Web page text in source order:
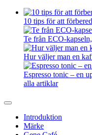
10 tips för att
Te från ECO-
Hur väljer man en
Espresso tonic – en
alla artiklar
Introduktion
Märke